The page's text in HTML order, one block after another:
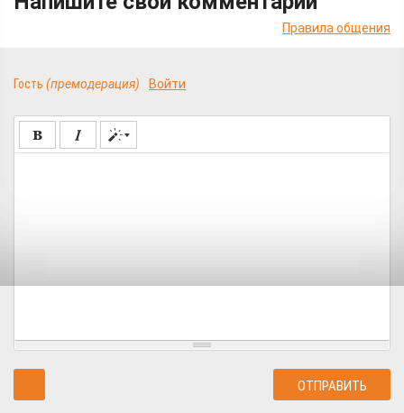
Правила общения
Гость (премодерация) Войти